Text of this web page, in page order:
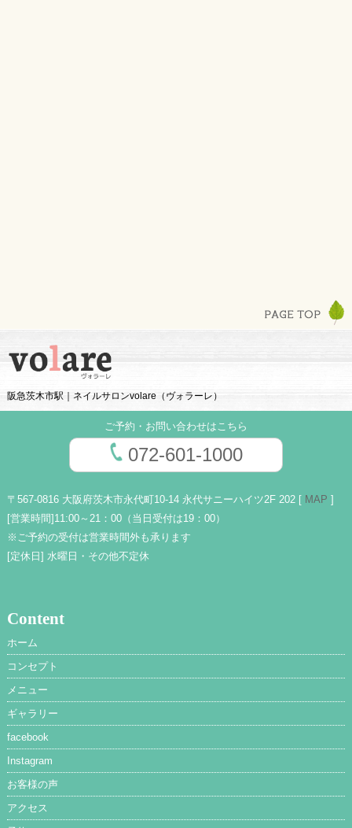
阪急茨木市駅｜ネイルサロンvolare（ヴォラーレ）
ご予約・お問い合わせはこちら
072-601-1000
〒567-0816 大阪府茨木市永代町10-14 永代サニーハイツ2F 202 [ MAP ]
[営業時間] 11:00～21：00（当日受付は19：00）
※ご予約の受付は営業時間外も承ります
[定休日] 水曜日・その他不定休
Content
ホーム
コンセプト
メニュー
ギャラリー
facebook
Instagram
お客様の声
アクセス